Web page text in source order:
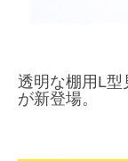
透明な棚用L型
が新登場。